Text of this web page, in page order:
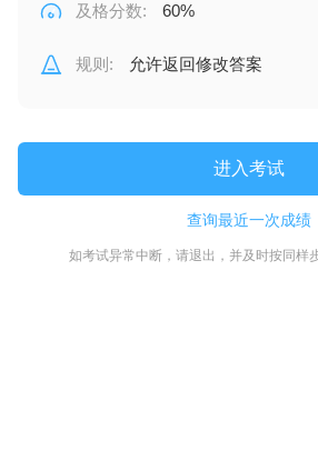
及格分数: 60%
规则 : 允许返回修改答案
进入考试
查询最近一次成绩
如考试异常中断，请退出，并及时按同样